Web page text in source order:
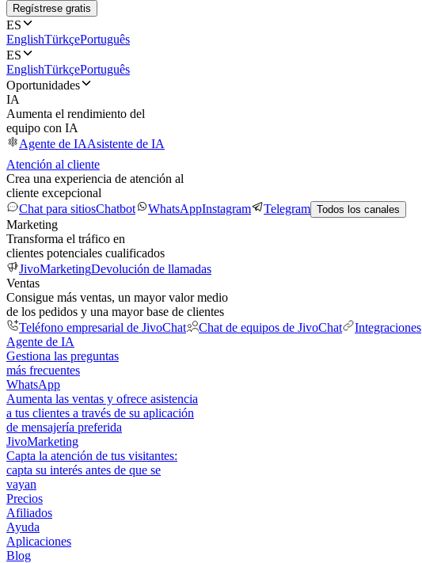
Regístrese gratis
ES
EnglishTürkçePortuguês
ES
EnglishTürkçePortuguês
Oportunidades
IA
Aumenta el rendimiento del
equipo con IA
Agente de IAAsistente de IA
Atención al cliente
Crea una experiencia de atención al
cliente excepcional
Chat para sitiosChatbot WhatsAppInstagram Telegram Todos los canales
Marketing
Transforma el tráfico en
clientes potenciales cualificados
JivoMarketingDevolución de llamadas
Ventas
Consigue más ventas, un mayor valor medio
de los pedidos y una mayor base de clientes
Teléfono empresarial de JivoChat
Chat de equipos de JivoChat Integraciones
Agente de IA
Gestiona las preguntas
más frecuentes
WhatsApp
Aumenta las ventas y ofrece asistencia
a tus clientes a través de su aplicación
de mensajería preferida
JivoMarketing
Capta la atención de tus visitantes:
capta su interés antes de que se
vayan
Precios
Afiliados
Ayuda
Aplicaciones
Blog